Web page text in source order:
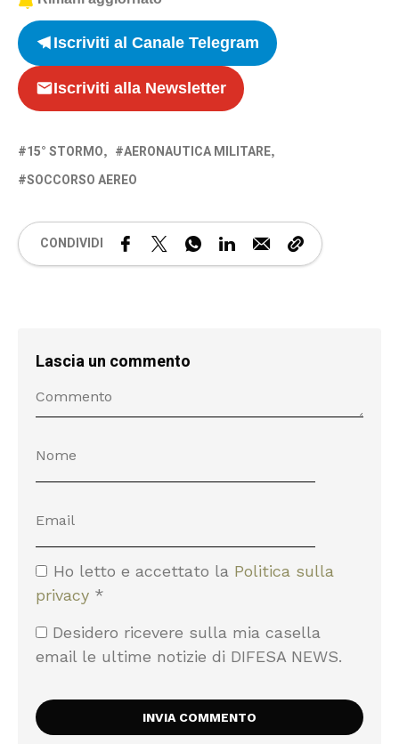
Iscriviti al Canale Telegram
Iscriviti alla Newsletter
15° STORMO
AERONAUTICA MILITARE
SOCCORSO AEREO
CONDIVIDI
Lascia un commento
Ho letto e accettato la Politica sulla
privacy *
Desidero ricevere sulla mia casella
email le ultime notizie di DIFESA NEWS.